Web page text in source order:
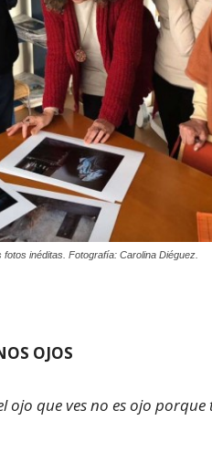
inéditas. Fotografía: Carolina Diéguez.
OJOS
ojo que ves no es ojo